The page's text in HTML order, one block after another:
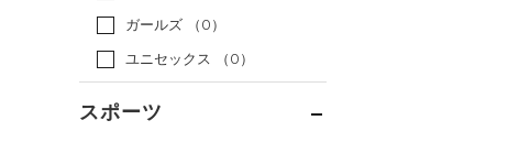
ガールズ
（0）
ユニセックス
（0）
スポーツ